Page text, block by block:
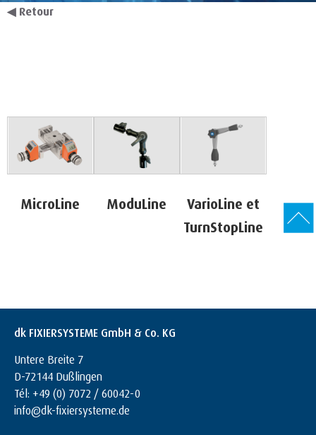
◀ Retour
MicroLine ModuLine
VarioLine et
TurnStopLine
dk FIXIERSYSTEME GmbH & Co. KG
Untere Breite 7
D-72144 Dußlingen
Tél: +49 (0) 7072 / 60042-0
info@dk-fixiersysteme.de